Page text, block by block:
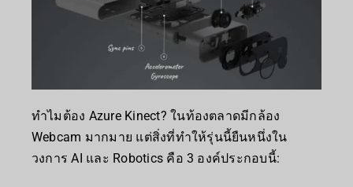
ทำไมต้อง Azure Kinect? ในท้องตลาดมีกล้อง
Webcam มากมาย แต่สิ่งที่ทำให้รุ่นนี้ยืนหนึ่งใน
วงการ AI และ Robotics คือ 3 องค์ประกอบนี้: